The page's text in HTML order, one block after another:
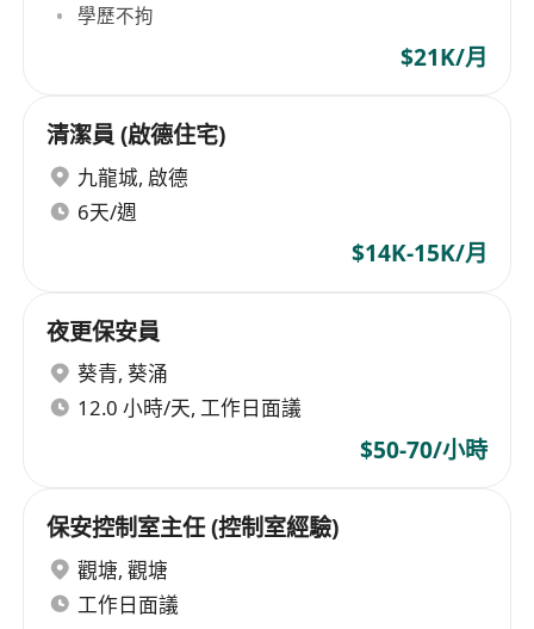
學歷不拘
$21K/月
清潔員 (啟德住宅)
九龍城, 啟德
6天/週
$14K-15K/月
夜更保安員
葵青, 葵涌
12.0 小時/天, 工作日面議
$50-70/小時
保安控制室主任 (控制室經驗)
觀塘, 觀塘
工作日面議